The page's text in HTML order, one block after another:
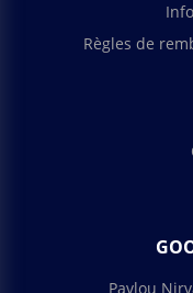
Règles de
Pavlou